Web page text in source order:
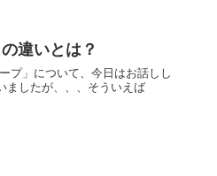
違いとは？
プ」について、今日はお話しし
ましたが、、、そういえば